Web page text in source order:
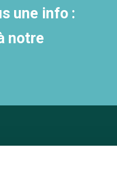
une info :
notre